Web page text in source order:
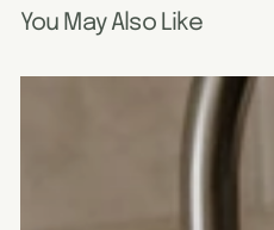
You May Also Like